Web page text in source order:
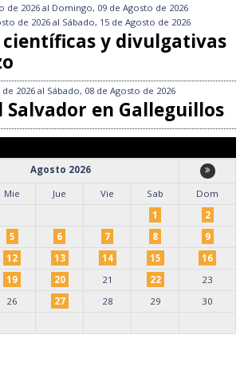
de 2026 al Domingo, 09 de Agosto de 2026
de 2026 al Sábado, 15 de Agosto de 2026
y divulgativas
2026 al Sábado, 08 de Agosto de 2026
Salvador en Galleguillos
Agosto 2026
Mie Jue Vie Sab
Dom
1
2
5 6 7 8
9
12 13 14 15
16
19 20 21 22
23
26 27 28 29
30